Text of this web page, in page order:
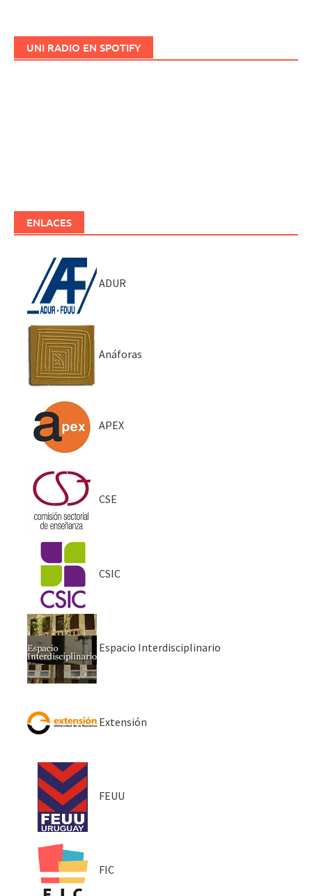
UNI RADIO EN SPOTIFY
ENLACES
ADUR
Anáforas
APEX
CSE
CSIC
Espacio Interdisciplinario
Extensión
FEUU
FIC